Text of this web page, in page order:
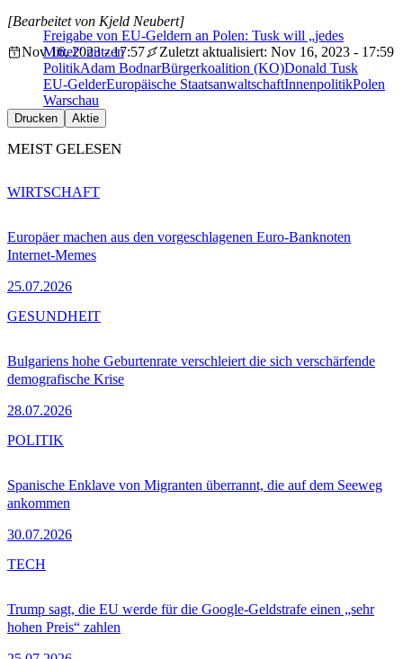
Freigabe von EU-Geldern an Polen: Tusk will „jedes
Mittel“ nutzen
[Bearbeitet von Kjeld Neubert]
Nov 16, 2023 - 17:57
Zuletzt aktualisiert: Nov 16, 2023 - 17:59
PolitikAdam BodnarBürgerkoalition (KO)Donald Tusk
EU-GelderEuropäische StaatsanwaltschaftInnenpolitikPolen
Warschau
Drucken Aktie
MEIST GELESEN
Europäer machen aus den vorgeschlagenen Euro-Banknoten
Internet-Memes
25.07.2026
WIRTSCHAFT
Bulgariens hohe Geburtenrate verschleiert die sich verschärfende
demografische Krise
28.07.2026
GESUNDHEIT
Spanische Enklave von Migranten überrannt, die auf dem Seeweg
ankommen
30.07.2026
POLITIK
Trump sagt, die EU werde für die Google-Geldstrafe einen „sehr
hohen Preis“ zahlen
TECH